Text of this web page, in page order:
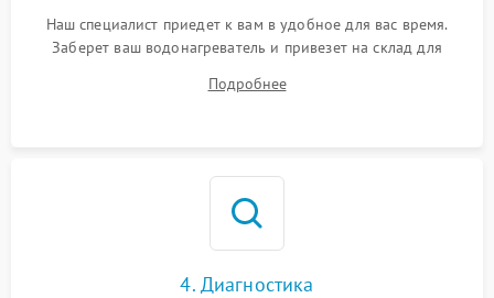
Наш специалист приедет к вам в удобное для вас время.
Заберет ваш водонагреватель и привезет на склад для
Подробнее
4. Диагностика